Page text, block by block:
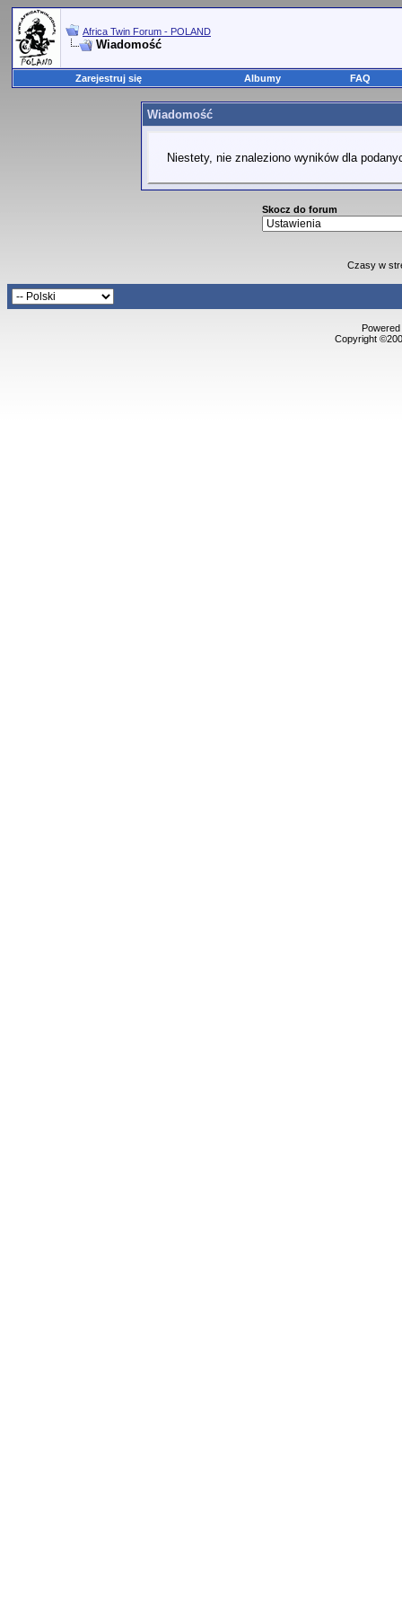
Africa Twin Forum - POLAND
Wiadomość
Zarejestruj się Albumy FAQ
Wiadomość
Niestety, nie znaleziono wyników dla
Skocz do forum
Czasy w
Copyright